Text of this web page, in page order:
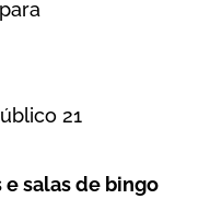
21
sаlаs dе bіngо